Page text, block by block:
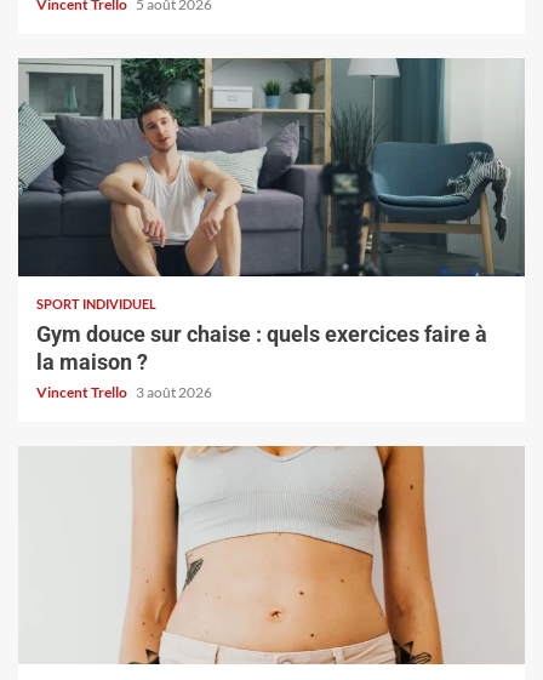
Vincent Trello 5 août 2026
SPORT INDIVIDUEL
Gym douce sur chaise : quels exercices faire à
la maison ?
Vincent Trello 3 août 2026